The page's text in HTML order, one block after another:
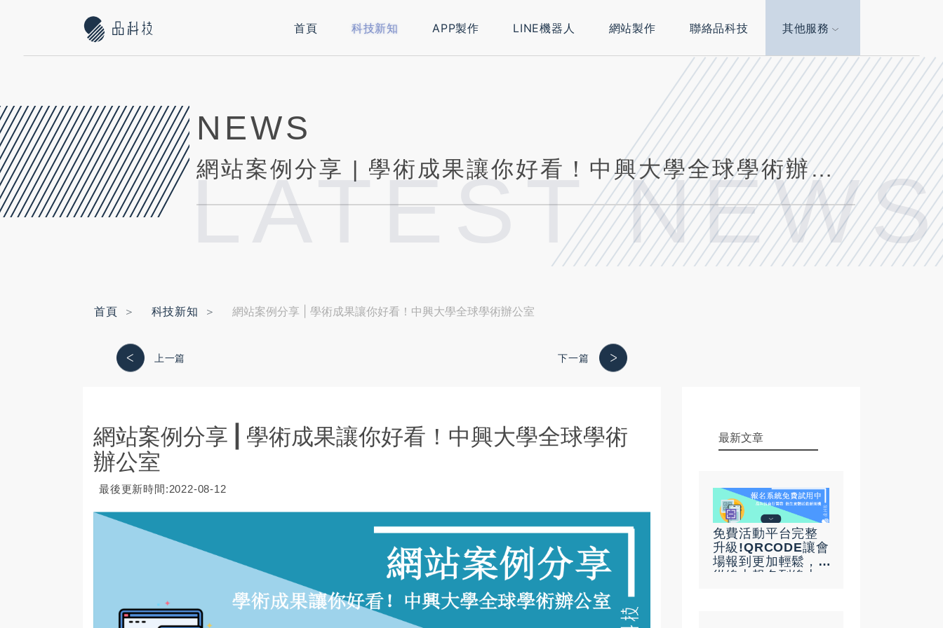
首頁 科技新知 APP製作 LINE機器人 網站製作 聯絡品科技 其他服務
NEWS
網站案例分享 | 學術成果讓你好看！中興大學全球學術辦公室
LATEST NEWS
首頁 科技新知 網站案例分享 | 學術成果讓你好看！中興大學全球學術辦公室
上一篇 下一篇
網站案例分享 | 學術成果讓你好看！中興大學全球學術
辦公室
最後更新時間:2022-08-12
最新文章
免費活動平台完整
升級!QRCODE讓會
場報到更加輕鬆，
從線上報名到線上